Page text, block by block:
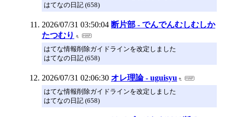
はてなの日記 (658)
2026/07/31 03:50:04 断片部 - でんでんむしむしか
たつむり
はてな情報削除ガイドラインを改定しました
はてなの日記 (658)
2026/07/31 02:06:30 オレ理論 - uguisyu
はてな情報削除ガイドラインを改定しました
はてなの日記 (658)